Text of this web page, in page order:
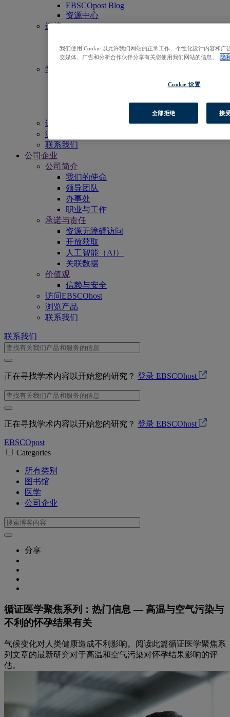
EBSCOpost Blog
资源中心
连接
新闻中心
电子月报
学习
访问EBSCOhost
浏览产品
联系我们
公司企业
公司简介
我们的使命
领导团队
办事处
职业与工作
承诺与责任
资源无障碍访问
开放获取
人工智能（AI）
关联数据
价值观
信赖与安全
访问EBSCOhost
浏览产品
联系我们
联系我们
正在寻找学术内容以开始您的研究？ 登录 EBSCOhost
正在寻找学术内容以开始您的研究？ 登录 EBSCOhost
EBSCOpost
Categories
所有类别
图书馆
医学
公司企业
分享
循证医学聚焦系列：热门信息 — 高温与空气污染与
不利的怀孕结果有关
气候变化对人类健康造成不利影响。阅读此篇循证医学聚焦系
列文章的最新研究对于高温和空气污染对怀孕结果影响的评
估。
我们使用 Cookie 以允许我们网站的正常工作、个性化设计内容和
交媒体、广告和分析合作伙伴分享有关您使用我们网站的信息。
隐
Cookie 设置
全部拒绝 接